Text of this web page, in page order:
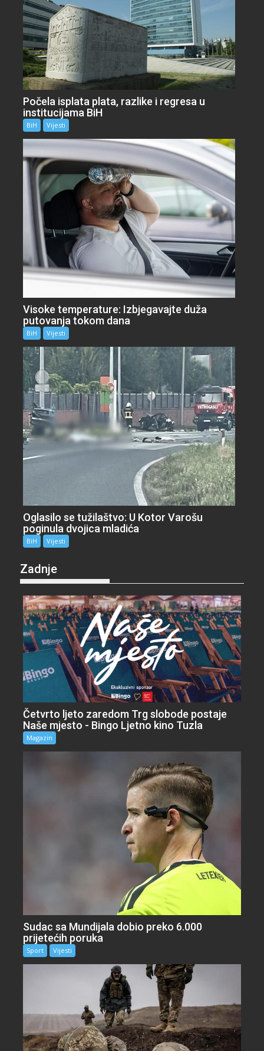
Počela isplata plata, razlike i regresa u
institucijama BiH
BiH Vijesti
Visoke temperature: Izbjegavajte duža
putovanja tokom dana
BiH Vijesti
Oglasilo se tužilaštvo: U Kotor Varošu
poginula dvojica mladića
BiH Vijesti
Zadnje
Četvrto ljeto zaredom Trg slobode postaje
Naše mjesto - Bingo Ljetno kino Tuzla
Magazin
Sudac sa Mundijala dobio preko 6.000
prijetećih poruka
Sport Vijesti